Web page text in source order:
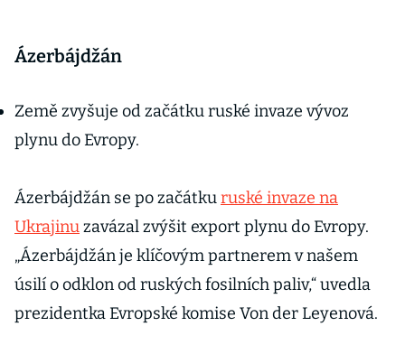
Ázerbájdžán
Země zvyšuje od začátku ruské invaze vývoz
plynu do Evropy.
Ázerbájdžán se po začátkuruské invaze na
Ukrajinuzavázal zvýšit export plynu do Evropy.
„Ázerbájdžán je klíčovým partnerem v našem
úsilí o odklon od ruských fosilních paliv,“ uvedla
prezidentka Evropské komise Von der Leyenová.